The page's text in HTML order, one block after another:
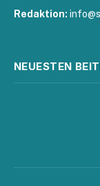
Redaktion:
NEUESTEN